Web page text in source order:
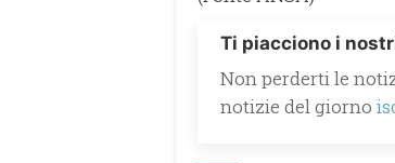
Ti piacciono i
Non perderti le
notizie del giorno